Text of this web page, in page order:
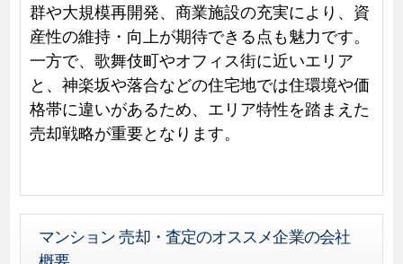
群や大規模再開発、商業施設の充実により、資
産性の維持・向上が期待できる点も魅力です。
一方で、歌舞伎町やオフィス街に近いエリア
と、神楽坂や落合などの住宅地では住環境や価
格帯に違いがあるため、エリア特性を踏まえた
売却戦略が重要となります。
マンション 売却・査定のオススメ企業の会社